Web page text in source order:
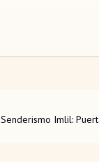
Senderismo Imlil: